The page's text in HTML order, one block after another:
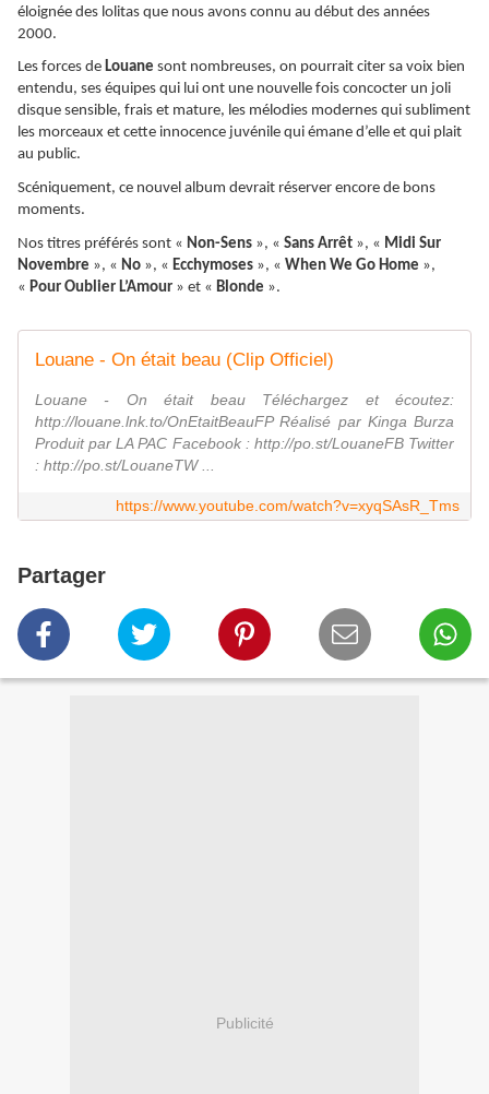
éloignée des lolitas que nous avons connu au début des années
2000.
Les forces de Louane sont nombreuses, on pourrait citer sa voix bien
entendu, ses équipes qui lui ont une nouvelle fois concocter un joli
disque sensible, frais et mature, les mélodies modernes qui subliment
les morceaux et cette innocence juvénile qui émane d’elle et qui plait
au public.
Scéniquement, ce nouvel album devrait réserver encore de bons
moments.
Nos titres préférés sont « Non-Sens », « Sans Arrêt », « Midi Sur
Novembre », « No », « Ecchymoses », « When We Go Home »,
« Pour Oublier L’Amour » et « Blonde ».
Louane - On était beau (Clip Officiel)
Louane - On était beau Téléchargez et écoutez:
http://louane.lnk.to/OnEtaitBeauFP Réalisé par Kinga Burza
Produit par LA PAC Facebook : http://po.st/LouaneFB Twitter
: http://po.st/LouaneTW ...
https://www.youtube.com/watch?v=xyqSAsR_Tms
Partager
Publicité